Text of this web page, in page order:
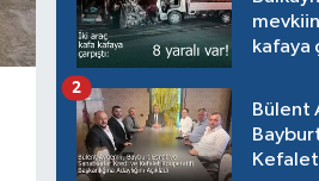
kafaya
Bülent
2